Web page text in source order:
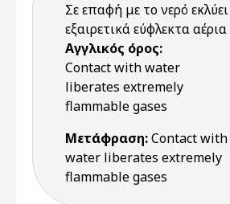
Σε επαφή με το νερό εκλύει
εξαιρετικά εύφλεκτα αέρια
Αγγλικός όρος:
Contact with water
liberates extremely
flammable gases
Μετάφραση:Contact with
water liberates extremely
flammable gases